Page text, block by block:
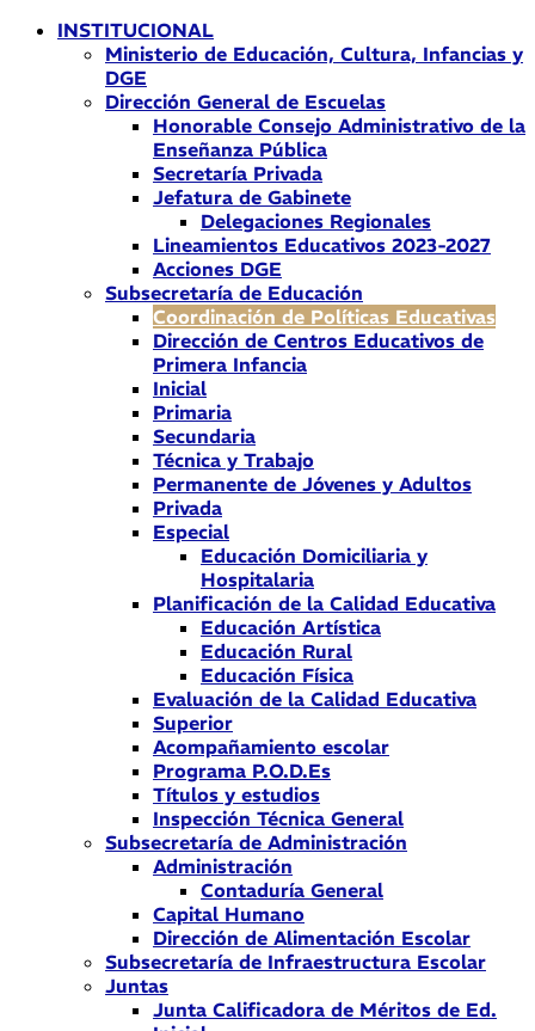
INSTITUCIONAL
Ministerio de Educación, Cultura, Infancias y
DGE
Dirección General de Escuelas
Honorable Consejo Administrativo de la
Enseñanza Pública
Secretaría Privada
Jefatura de Gabinete
Delegaciones Regionales
Lineamientos Educativos 2023-2027
Acciones DGE
Subsecretaría de Educación
Coordinación de Políticas Educativas
Dirección de Centros Educativos de
Primera Infancia
Inicial
Primaria
Secundaria
Técnica y Trabajo
Permanente de Jóvenes y Adultos
Privada
Especial
Educación Domiciliaria y
Hospitalaria
Planificación de la Calidad Educativa
Educación Artística
Educación Rural
Educación Física
Evaluación de la Calidad Educativa
Superior
Acompañamiento escolar
Programa P.O.D.Es
Títulos y estudios
Inspección Técnica General
Subsecretaría de Administración
Administración
Contaduría General
Capital Humano
Dirección de Alimentación Escolar
Subsecretaría de Infraestructura Escolar
Juntas
Junta Calificadora de Méritos de Ed.